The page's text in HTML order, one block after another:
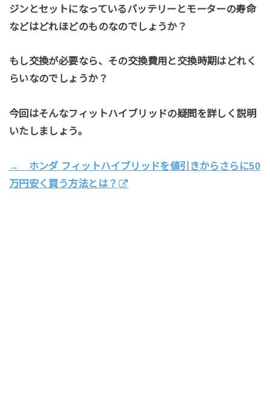
ジンとセットになっているバッテリーとモーターの寿命
などはどれほどのものなのでしょうか？
もし交換が必要なら、その交換費用と交換時期はどれく
らいなのでしょうか？
今回はそんなフィットハイブリッドの疑問を詳しく説明
いたしましょう。
→ ホンダ フィットハイブリッドを値引きからさらに50
万円安く買う方法とは？